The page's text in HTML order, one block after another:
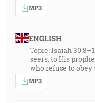
MP3
ENGLISH
Topic: Isaiah
seers, to His
who refuse to obey
MP3